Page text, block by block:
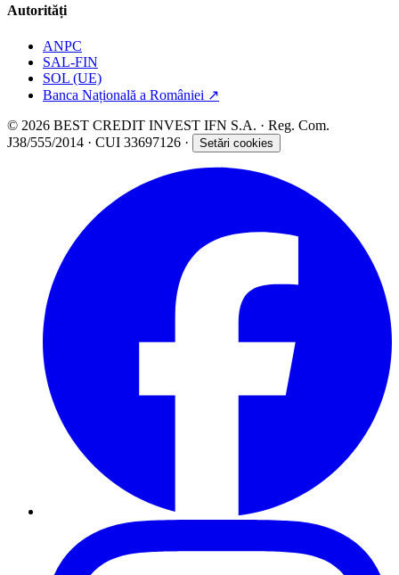
Autorități
ANPC
SAL-FIN
SOL (UE)
Banca Națională a României ↗
© 2026 BEST CREDIT INVEST IFN S.A. · Reg. Com.
J38/555/2014 · CUI 33697126 ·
Setări cookies